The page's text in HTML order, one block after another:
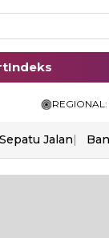
Indeks
REGIONAL:
Sepatu Jalan